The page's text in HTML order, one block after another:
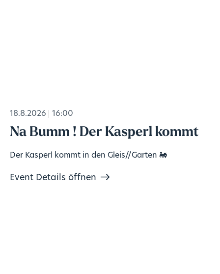
18.8.2026 16:00
Na Bumm ! Der Kasperl kommt
Der Kasperl kommt in den Gleis//Garten 🚂
Event Details öffnen